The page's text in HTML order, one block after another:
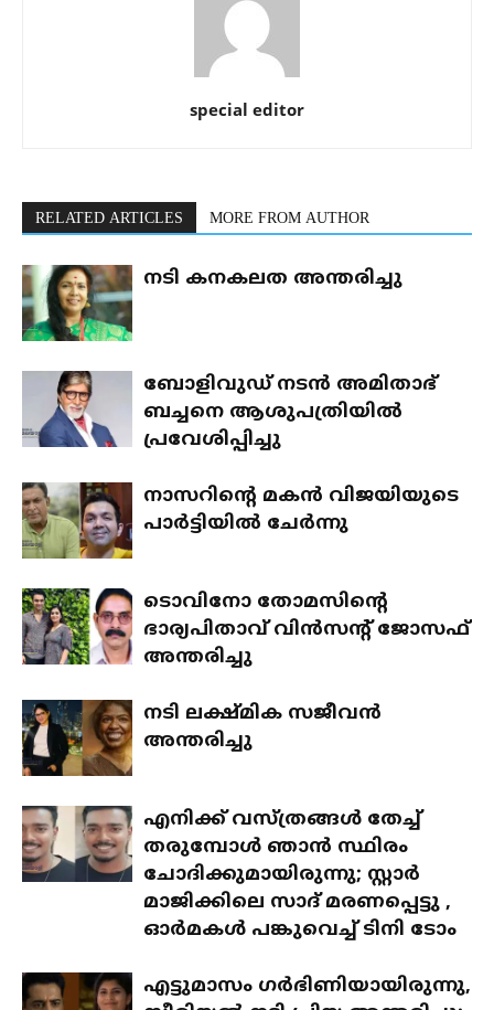
special editor
RELATED ARTICLES MORE FROM AUTHOR
നടി കനകലത അന്തരിച്ചു
ബോളിവുഡ് നടന്‍ അമിതാഭ്
ബച്ചനെ ആശുപത്രിയില്‍
പ്രവേശിപ്പിച്ചു
നാസറിന്റെ മകന്‍ വിജയിയുടെ
പാര്‍ട്ടിയില്‍ ചേര്‍ന്നു
ടൊവിനോ തോമസിന്റെ
ഭാര്യപിതാവ് വിന്‍സന്റ് ജോസഫ്
അന്തരിച്ചു
നടി ലക്ഷ്മിക സജീവന്‍
അന്തരിച്ചു
എനിക്ക് വസ്ത്രങ്ങള്‍ തേച്ച്
തരുമ്പോള്‍ ഞാന്‍ സ്ഥിരം
ചോദിക്കുമായിരുന്നു; സ്റ്റാര്‍
മാജിക്കിലെ സാദ് മരണപ്പെട്ടു ,
ഓര്‍മകള്‍ പങ്കുവെച്ച് ടിനി ടോം
എട്ടുമാസം ഗര്‍ഭിണിയായിരുന്നു,